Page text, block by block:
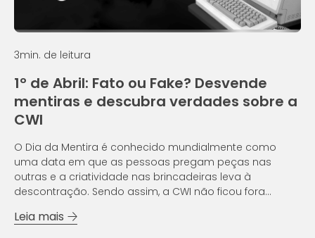
3min. de leitura
1º de Abril: Fato ou Fake? Desvende
mentiras e descubra verdades sobre a
CWI
O Dia da Mentira é conhecido mundialmente como
uma data em que as pessoas pregam peças nas
outras e a criatividade nas brincadeiras leva à
descontração. Sendo assim, a CWI não ficou fora
se a acertar nossos fatos e corrigir os e...
Leia mais